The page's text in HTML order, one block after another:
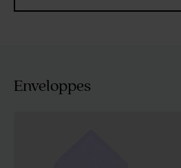
Enveloppes